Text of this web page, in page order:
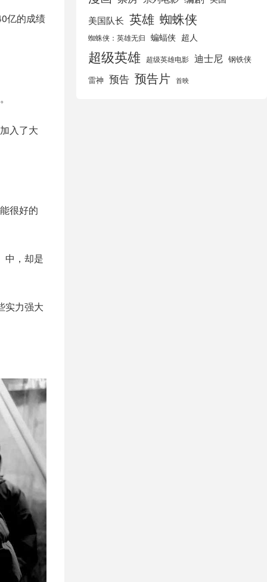
亿的成绩
入了大
很好的
中，却是
实力强大
美国队长 英雄 蜘蛛侠
蜘蛛侠：英雄无归 蝙蝠侠 超人
超级英雄 超级英雄电影 迪士尼 钢铁侠
雷神 预告 预告片 首映